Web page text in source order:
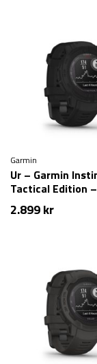
Garmin
Ur – Garmin
Tactical Edition
2.899kr